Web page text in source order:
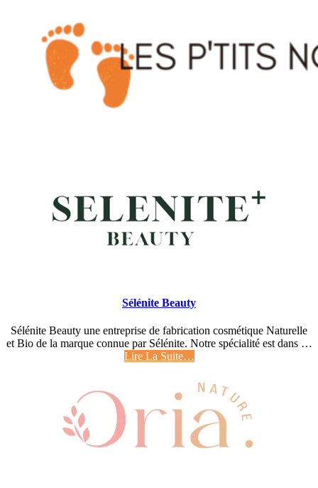
Sélénite Beauty
Sélénite Beauty une entreprise de fabrication cosmétique Naturelle
et Bio de la marque connue par Sélénite. Notre spécialité est dans …
Lire La Suite…